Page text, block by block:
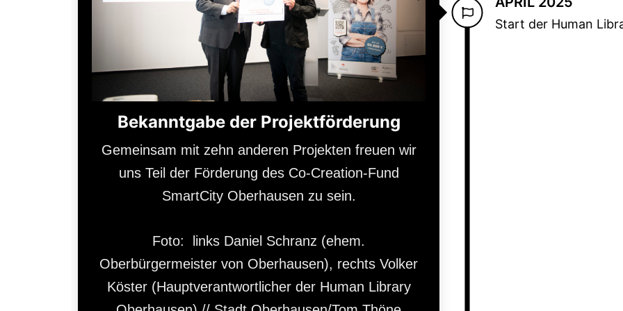
Start der Human
Bekanntgabe der Projektförderung
Gemeinsam mit zehn anderen Projekten freuen wir
uns Teil der Förderung des Co-Creation-Fund
SmartCity Oberhausen zu sein.
Foto: links Daniel Schranz (ehem.
Oberbürgermeister von Oberhausen), rechts Volker
Köster (Hauptverantwortlicher der Human Library